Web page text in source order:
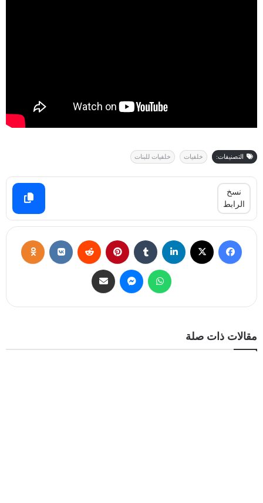
التصنيفات: خلفيات خلفيات للبنات
نسخ
الرابط
مقالات ذات صلة